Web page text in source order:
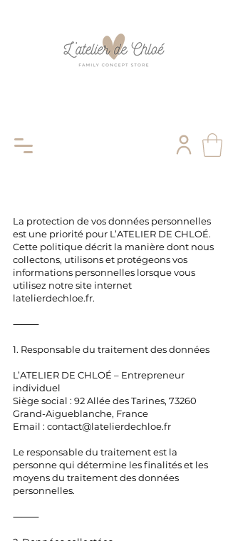
La protection de vos données personnelles
est une priorité pour L’ATELIER DE CHLOÉ.
Cette politique décrit la manière dont nous
collectons, utilisons et protégeons vos
informations personnelles lorsque vous
utilisez notre site internet
latelierdechloe.fr.
⸻
1. Responsable du traitement des données
L’ATELIER DE CHLOÉ – Entrepreneur
individuel
Siège social : 92 Allée des Tarines, 73260
Grand-Aigueblanche, France
Email : contact@latelierdechloe.fr
Le responsable du traitement est la
personne qui détermine les finalités et les
moyens du traitement des données
personnelles.
⸻